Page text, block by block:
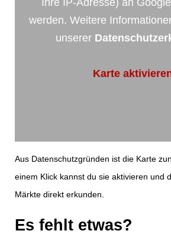
werden. Weitere
unserer
Karte
Aus Datenschutzgründen ist die Karte
einem Klick kannst du sie aktivieren und
Märkte direkt erkunden.
Es fehlt etwas?